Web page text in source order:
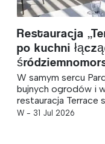
Restauracja
po kuchni
W samym sercu
bujnych ogrodów i
restauracja Terrace
W - 31 Jul 2026